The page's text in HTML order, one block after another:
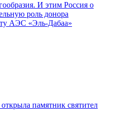
И этим Россия о
роль донора
АЭС «Эль-Дабаа»
памятник святител